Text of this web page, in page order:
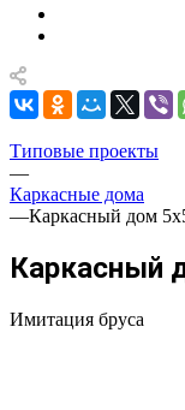
Типовые проекты
—
Каркасные дома
—Каркасный дом
Каркасный
Имитация бруса